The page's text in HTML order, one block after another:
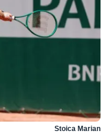
Stoica Marian